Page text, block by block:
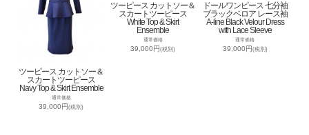
ツーピース カットソー＆
スカートツーピース
Navy Top & Skirt Ensemble
通常価格
39,000円(税別)
ツーピース カットソー＆
スカートツーピース
White Top & Skirt
Ensemble
通常価格
39,000円(税別)
ドールワンピース 七分袖
ブラックベロア レース袖
A-line Black Velour Dress
with Lace Sleeve
通常価格
39,000円(税別)